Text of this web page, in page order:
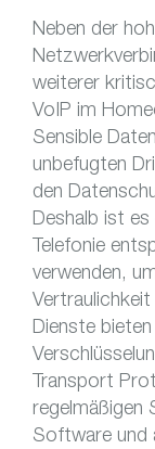
Neben der
weiterer
VoIP im
Sensible
unbefugten
den
Deshalb ist
Telefonie
verwenden,
Dienste
Transport
regelmäßigen
Software und